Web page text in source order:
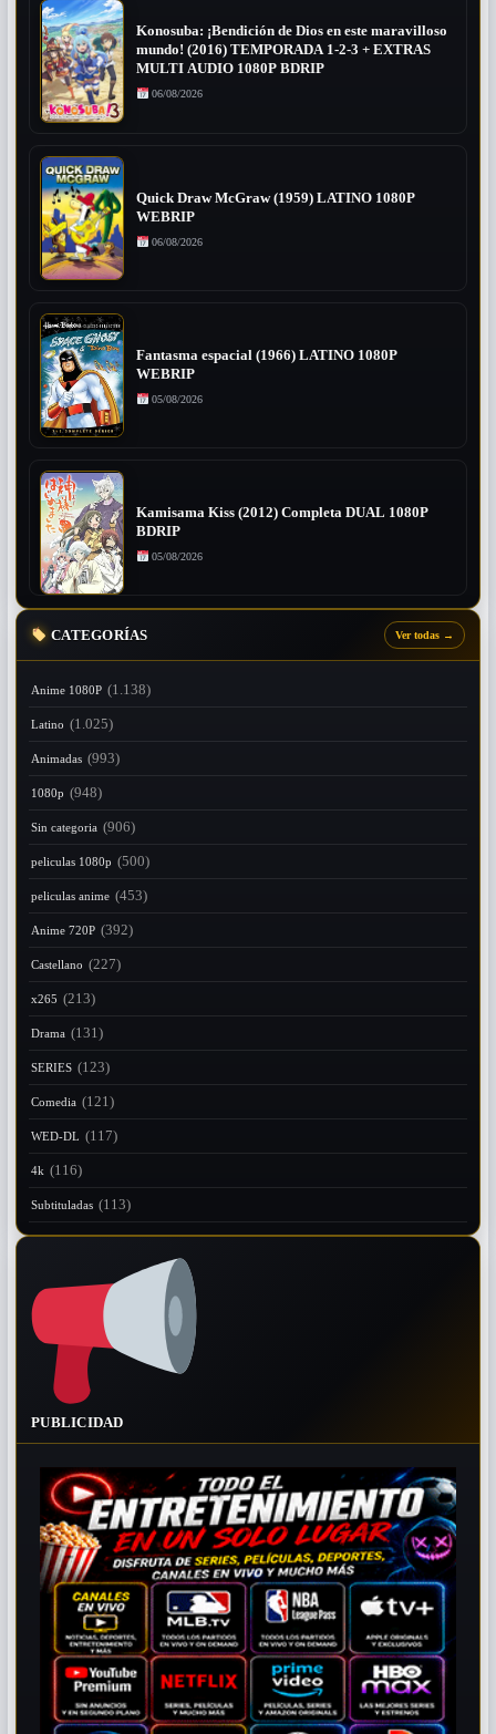
Konosuba: ¡Bendición de Dios en este maravilloso
mundo! (2016) TEMPORADA 1-2-3 + EXTRAS
MULTI AUDIO 1080P BDRIP
06/08/2026
Quick Draw McGraw (1959) LATINO 1080P
WEBRIP
06/08/2026
Fantasma espacial (1966) LATINO 1080P
WEBRIP
05/08/2026
Kamisama Kiss (2012) Completa DUAL 1080P
BDRIP
05/08/2026
CATEGORÍAS Ver todas →
Anime 1080P (1.138)
Latino (1.025)
Animadas (993)
1080p (948)
Sin categoria (906)
peliculas 1080p (500)
peliculas anime (453)
Anime 720P (392)
Castellano (227)
x265 (213)
Drama (131)
SERIES (123)
Comedia (121)
WED-DL (117)
4k (116)
Subtituladas (113)
PUBLICIDAD